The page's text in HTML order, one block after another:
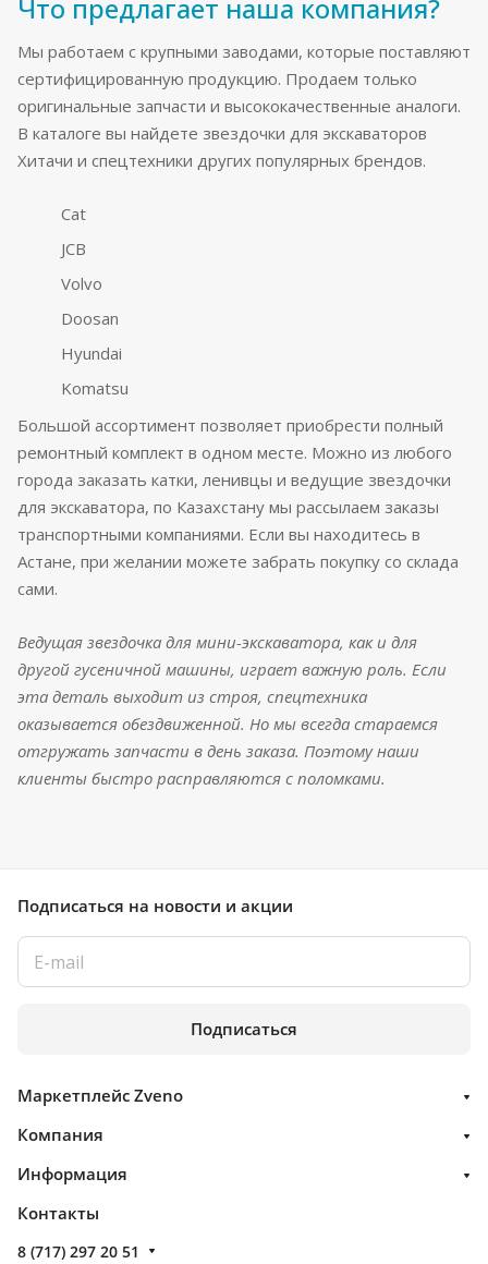
Что предлагает наша компания?
Мы работаем с крупными заводами, которые поставляют
сертифицированную продукцию. Продаем только
оригинальные запчасти и высококачественные аналоги.
В каталоге вы найдете звездочки для экскаваторов
Хитачи и спецтехники других популярных брендов.
Cat
JCB
Volvo
Doosan
Hyundai
Komatsu
Большой ассортимент позволяет приобрести полный
ремонтный комплект в одном месте. Можно из любого
города заказать катки, ленивцы и ведущие звездочки
для экскаватора, по Казахстану мы рассылаем заказы
транспортными компаниями. Если вы находитесь в
Астане, при желании можете забрать покупку со склада
сами.
Ведущая звездочка для мини-экскаватора, как и для
другой гусеничной машины, играет важную роль. Если
эта деталь выходит из строя, спецтехника
оказывается обездвиженной. Но мы всегда стараемся
отгружать запчасти в день заказа. Поэтому наши
клиенты быстро расправляются с поломками.
Подписаться на новости и акции
Подписаться
Маркетплейс Zveno
Компания
Информация
Контакты
8 (717) 297 20 51